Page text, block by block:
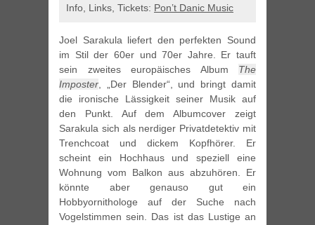
Info, Links, Tickets: Pon’t Danic Music
Joel Sarakula liefert den perfekten Sound
im Stil der 60er und 70er Jahre. Er tauft
sein zweites europäisches Album The
Imposter, „Der Blender“, und bringt damit
die ironische Lässigkeit seiner Musik auf
den Punkt. Auf dem Albumcover zeigt
Sarakula sich als nerdiger Privatdetektiv mit
Trenchcoat und dickem Kopfhörer. Er
scheint ein Hochhaus und speziell eine
Wohnung vom Balkon aus abzuhören. Er
könnte aber genauso gut ein
Hobbyornithologe auf der Suche nach
Vogelstimmen sein. Das ist das Lustige an